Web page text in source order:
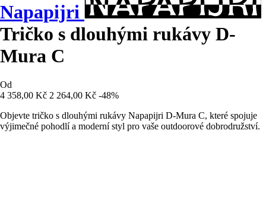
Napapijri
Tričko s dlouhými rukávy D-
Mura C
Od
4 358,00 Kč 2 264,00 Kč -48%
Objevte tričko s dlouhými rukávy Napapijri D-Mura C, které spojuje
výjimečné pohodlí a moderní styl pro vaše outdoorové dobrodružství.